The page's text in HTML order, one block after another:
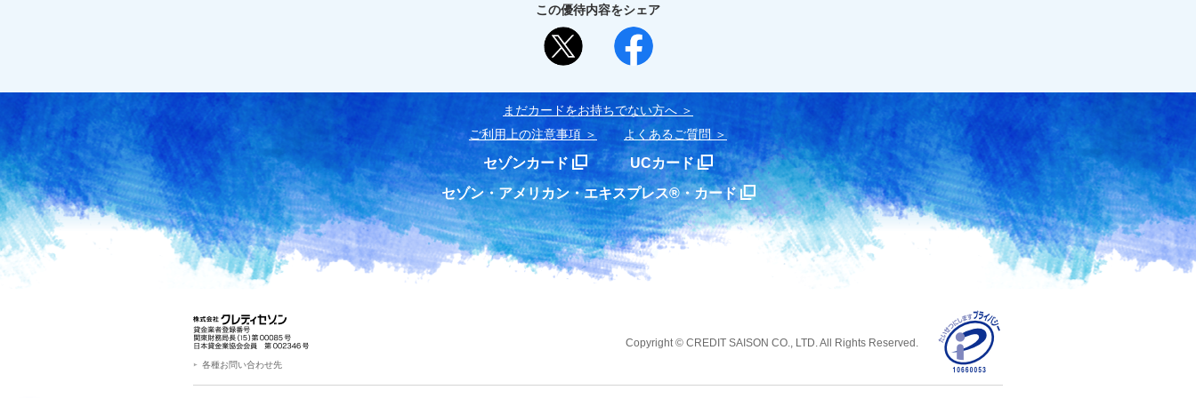
この優待内容をシェア
まだカードをお持ちでない⽅へ
ご利用上の注意事項
よくあるご質問
セゾンカード
UCカード
セゾン・アメリカン・エキスプレス®・カード
各種お問い合わせ先
Copyright © CREDIT SAISON CO., LTD. All Rights Reserved.